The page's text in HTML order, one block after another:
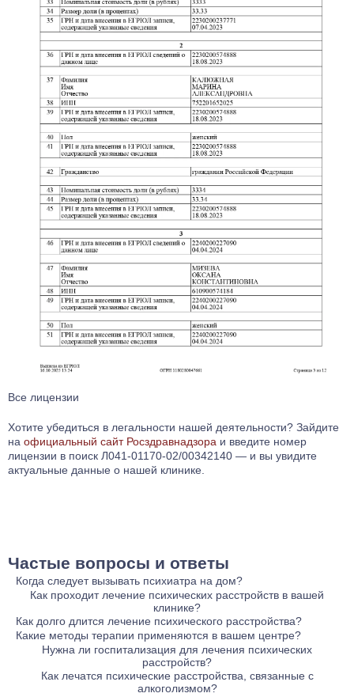
Все лицензии
Хотите убедиться в легальности нашей деятельности? Зайдите
на официальный сайт Росздравнадзора и введите номер
лицензии в поиск Л041-01170-02/00342140 — и вы увидите
актуальные данные о нашей клинике.
Частые вопросы и ответы
Когда следует вызывать психиатра на дом?
Вызов психиатра на дом необходим, если пациент находится
в состоянии психозов, депрессии, агрессии или других
психических расстройств, когда его состояние требует
профессиональной помощи и невозможно доставить его в
клинику. Также психиатр на дому поможет в ситуациях, когда
пациент не может или не хочет покидать дом.
Как проходит лечение психических расстройств в вашей
клинике?
Лечение начинается с диагностики, основанной на беседах с
пациентом и психологических тестах. Затем составляется
индивидуальный план лечения, который может включать
медикаментозную терапию, психотерапевтические методы,
работу с психологом и социальную поддержку. Мы
используем безопасные и эффективные методы, что
Как долго длится лечение психического расстройства?
Длительность лечения зависит от типа расстройства, его
стадии и индивидуальных особенностей пациента. В
среднем лечение может занимать от нескольких недель до
нескольких месяцев. Процесс включает как интенсивные
этапы, так и этапы поддерживающей терапии для
Какие методы терапии применяются в вашем центре?
Мы используем различные методы терапии, включая
когнитивно-поведенческую терапию (КПТ), психоанализ, арт-
терапию, медитативные техники и психологические
тренинги. Каждый метод подбирается в зависимости от
Нужна ли госпитализация для лечения психических
расстройств?
Госпитализация может быть необходима в случае тяжелых
расстройств, таких как острые психозы или депрессии с
Как лечатся психические расстройства, связанные с
алкоголизмом?